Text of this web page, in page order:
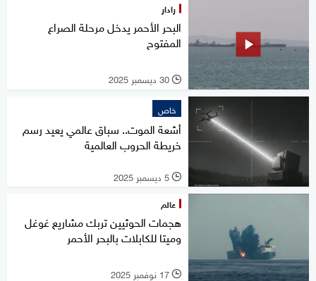
رادار
البحر الأحمر يدخل مرحلة الصراع
المفتوح
l 30 ديسمبر 2025
خاص
أشعة الموت.. سباق عالمي يعيد رسم
خريطة الحروب العالمية
l 5 ديسمبر 2025
عالم
هجمات الحوثيين تربك مشاريع غوغل
وميتا للكابلات بالبحر الأحمر
l 17 نوفمبر 2025